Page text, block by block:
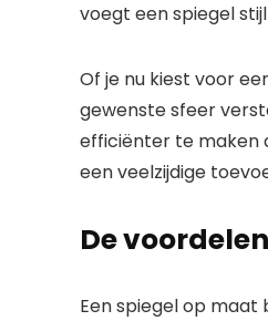
voegt een spiegel
Of je nu kiest voor
gewenste sfeer
efficiënter te maken
een veelzijdige
De
Een spiegel op